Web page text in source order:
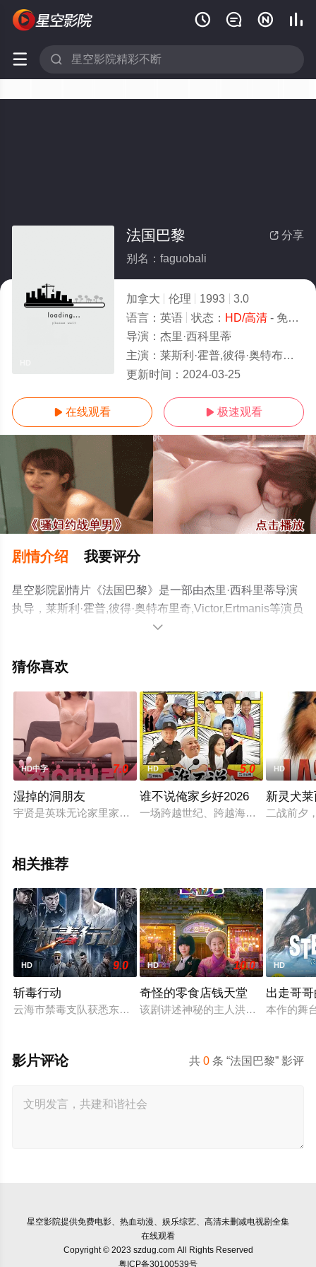
   
 
 分享
法国巴黎
别名：faguobali
加拿大 伦理 1993
3.0
语言： 英语 状态： HD/高清- 免费在线观看
导演： 杰里·西科里蒂
主演： 莱斯利·霍普,彼得·奥特布里奇,Victor,Ertmanis
更新时间： 2024-03-25
 在线观看  极速观看
剧情介绍 我要评分
星空影院剧情片《法国巴黎》是一部由杰里·西科里蒂导演
执导，莱斯利·霍普,彼得·奥特布里奇,Victor,Ertmanis等演员
精彩演绎的加拿大电影，手机免费观看高清无删减完整版
影、电视猫或剧情网等平台了解。

猜你喜欢
HD中字 7.0
湿掉的洞朋友
宇贤是英珠无论家里家外都深爱着的多情男友 。 英珠在宇贤身
HD 5.0
谁不说俺家乡好2026
一场跨越世纪、跨越海峡的白金婚礼
HD
新灵犬
二战前夕
相关推荐
HD 9.0
斩毒行动
云海市禁毒支队获悉东南亚毒王廖爷将携600余公斤毒品来云交
HD 10.0
奇怪的零食店钱天堂
该剧讲述神秘的主人洪子卖能够实现
HD
出走哥
本作的舞
共0 条 “法国巴黎” 影评
影片评论
星空影院提供免费电影、热血动漫、娱乐综艺、高清未删减电视剧全集
在线观看
Copyright © 2023 szdug.com All Rights Reserved
粤ICP备30100539号